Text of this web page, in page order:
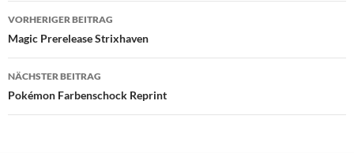
Beitragsnavigation
VORHERIGER BEITRAG
Magic Prerelease Strixhaven
NÄCHSTER BEITRAG
Pokémon Farbenschock Reprint